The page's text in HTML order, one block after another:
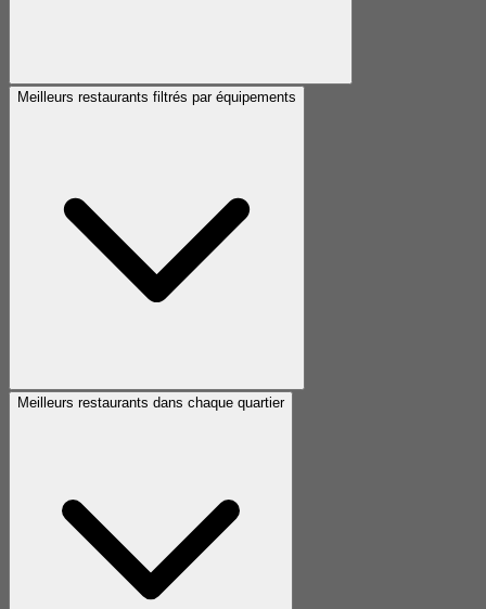
Meilleurs restaurants filtrés par équipements
Meilleurs restaurants dans chaque quartier